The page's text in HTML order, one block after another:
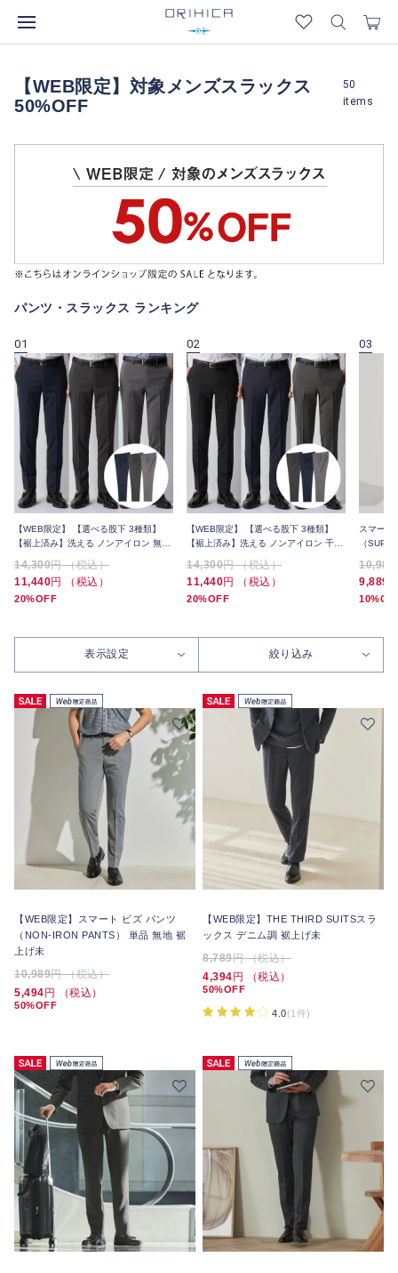
【WEB限定】対象メンズスラックス
50%OFF
50
items
パンツ・スラックス ランキング
01
【WEB限定】 【選べる股下 3種類】
【裾上済み】洗える ノンアイロン 無地
14,300円 （税込）
11,440円 （税込）
20%OFF
02
【WEB限定】 【選べる股下 3種類】
【裾上済み】洗える ノンアイロン 千鳥
14,300円 （税込）
11,440円 （税込）
20%OFF
03
スマート
（
10,989
9,889
表示設定 絞り込み
【WEB限定】スマート ビズ パンツ
（NON-IRON PANTS） 単品 無地 裾
上げ未
10,989円 （税込）
5,494 円 （税込）
50%OFF
【WEB限定】THE THIRD SUITSスラ
ックス デニム調 裾上げ未
8,789円 （税込）
4,394 円 （税込）
50%OFF
4.0(1件)